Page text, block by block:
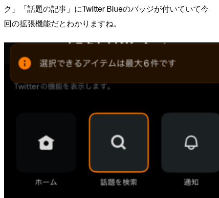
ク」「話題の記事」にTwitter Blueのバッジが付いていて今
回の拡張機能だとわかりますね。